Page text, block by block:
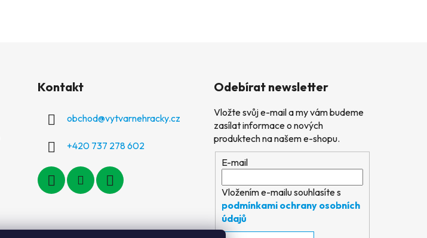
Kontakt
obchod@vytvarnehracky.cz
+420 737 278 602
Odebírat newsletter
Vložte svůj e-mail a my vám budeme
zasílat informace o nových
produktech na našem e-shopu.
E-mail
Vložením e-mailu souhlasíte s
podmínkami ochrany osobních
údajů